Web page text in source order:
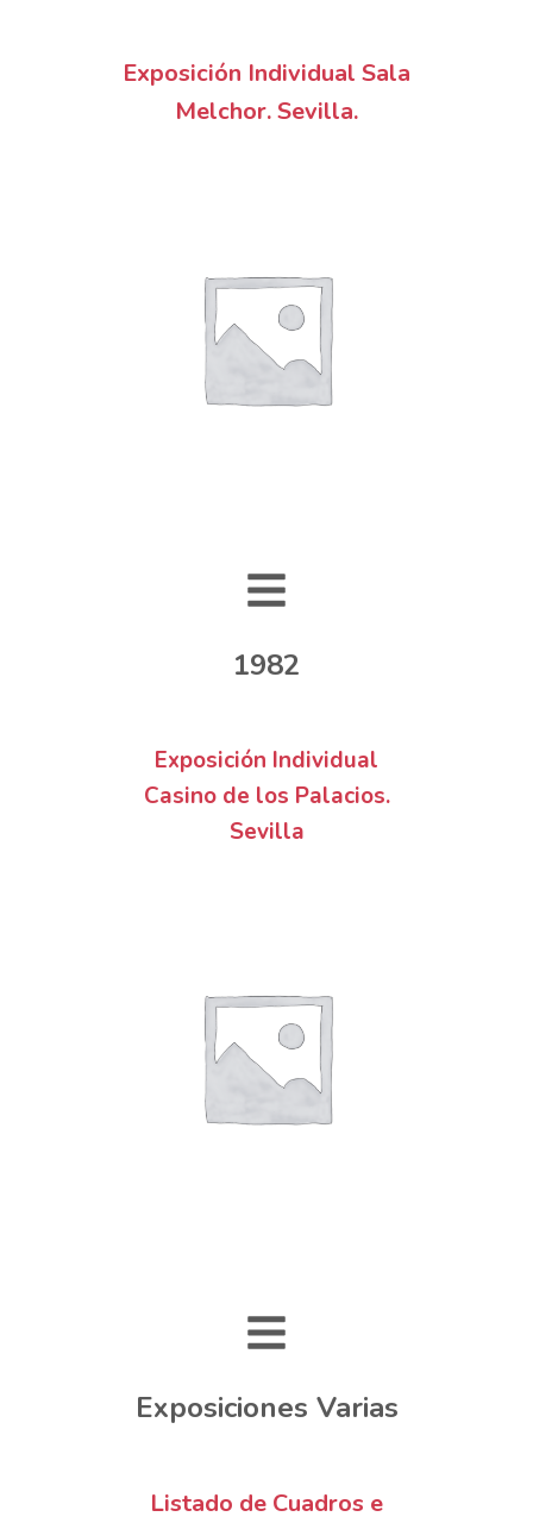
Exposición Individual Sala
Melchor. Sevilla.
1982
Exposición Individual
Casino de los Palacios.
Sevilla
Exposiciones Varias
Listado de Cuadros e